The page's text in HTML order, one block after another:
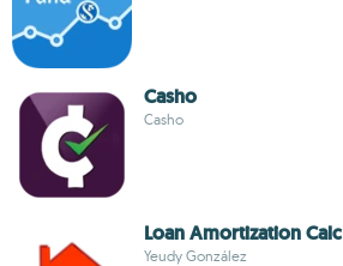
Casho
Casho
Loan Amortization Calc
Yeudy González